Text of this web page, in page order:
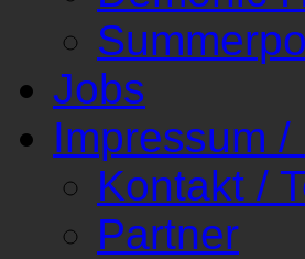
Jobs
Impressum /
Kontakt /
Partner